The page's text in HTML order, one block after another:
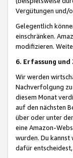
Vergütungen und/
Gelegentlich
einschränken.
modifizieren.
6. Erfassung
Wir werden
Nachverfolgung
diesem Monat
auf den nächsten
über oder unter
eine Amazon-
wurden. Du kannst
dafür